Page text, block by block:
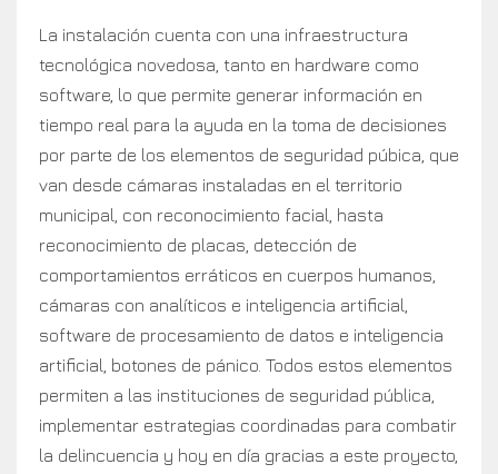
La instalación cuenta con una infraestructura
tecnológica novedosa, tanto en hardware como
software, lo que permite generar información en
tiempo real para la ayuda en la toma de decisiones
por parte de los elementos de seguridad púbica, que
van desde cámaras instaladas en el territorio
municipal, con reconocimiento facial, hasta
reconocimiento de placas, detección de
comportamientos erráticos en cuerpos humanos,
cámaras con analíticos e inteligencia artificial,
software de procesamiento de datos e inteligencia
artificial, botones de pánico. Todos estos elementos
permiten a las instituciones de seguridad pública,
implementar estrategias coordinadas para combatir
la delincuencia y hoy en día gracias a este proyecto,